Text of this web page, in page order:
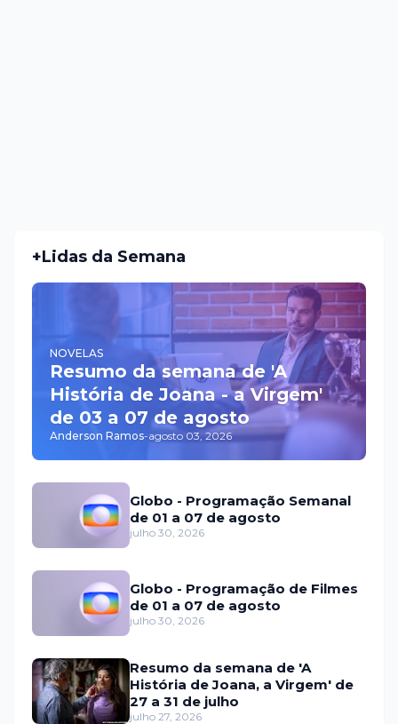
+Lidas da Semana
NOVELAS
Resumo da semana de 'A
História de Joana - a Virgem'
de 03 a 07 de agosto
Anderson Ramos-agosto 03, 2026
Globo - Programação Semanal
de 01 a 07 de agosto
julho 30, 2026
Globo - Programação de Filmes
de 01 a 07 de agosto
julho 30, 2026
Resumo da semana de 'A
História de Joana, a Virgem' de
27 a 31 de julho
julho 27, 2026